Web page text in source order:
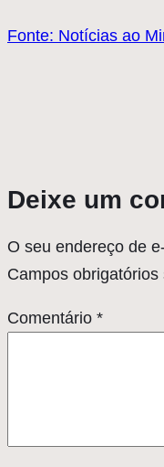
Fonte: Notícias ao
Deixe um
O seu endereço de
Campos
Comentário *